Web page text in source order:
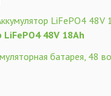
LiFePO4 48V 18Ah
батарея, 48